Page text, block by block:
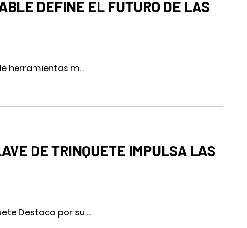
DEFINE EL FUTURO DE LAS
herramientas m...
DE TRINQUETE IMPULSA LAS
Destaca por su ...